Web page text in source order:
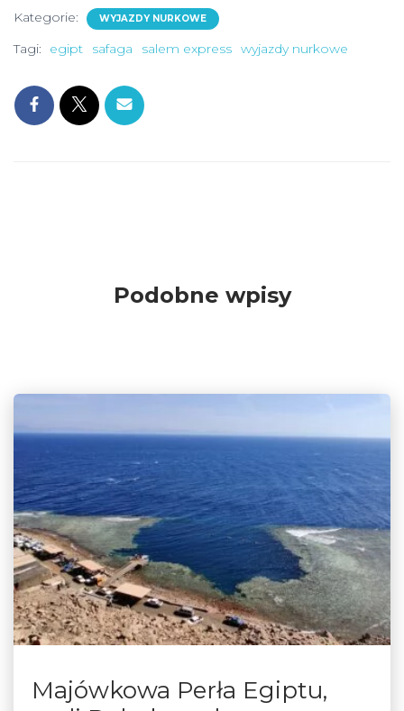
Kategorie: WYJAZDY NURKOWE
Tagi: egipt safaga salem express wyjazdy nurkowe
Podobne wpisy
Majówkowa Perła Egiptu,